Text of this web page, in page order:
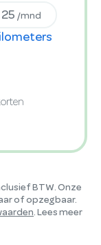
/mnd
BTW. Onze
of opzegbaar.
. Lees meer